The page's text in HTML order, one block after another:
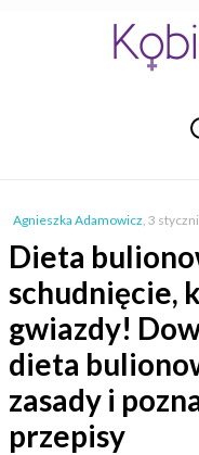
Agnieszka Adamowicz, 3
Dieta
schudnięcie,
gwiazdy!
dieta
zasady i
przepisy